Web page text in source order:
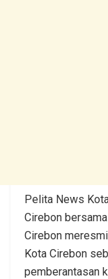
Pelita News
Cirebon
Cirebon
Kota Cirebon
pemberantasan